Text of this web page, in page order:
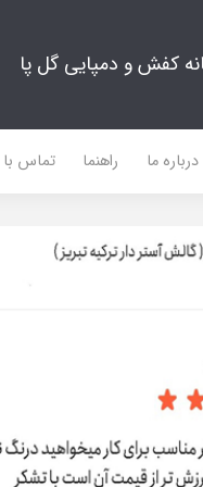
کفش و دمپایی گل پا
درباره ما راهنما تماس با